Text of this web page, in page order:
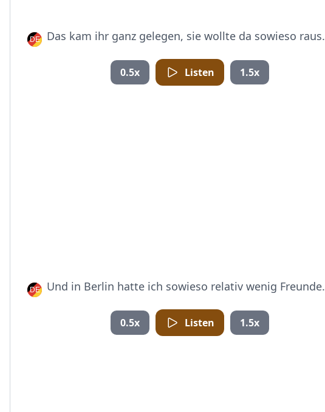
Das kam ihr ganz gelegen, sie wollte da sowieso raus.
0.5x Listen 1.5x
Und in Berlin hatte ich sowieso relativ wenig Freunde.
0.5x Listen 1.5x